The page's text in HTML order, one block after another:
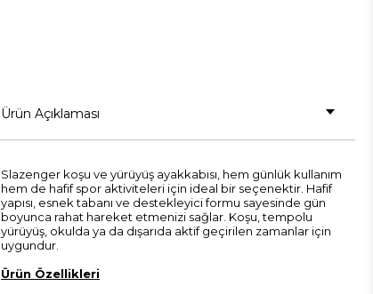
Ürün Açıklaması
Slazenger koşu ve yürüyüş ayakkabısı, hem günlük kullanım
hem de hafif spor aktiviteleri için ideal bir seçenektir. Hafif
yapısı, esnek tabanı ve destekleyici formu sayesinde gün
boyunca rahat hareket etmenizi sağlar. Koşu, tempolu
yürüyüş, okulda ya da dışarıda aktif geçirilen zamanlar için
uygundur.
Ürün Özellikleri